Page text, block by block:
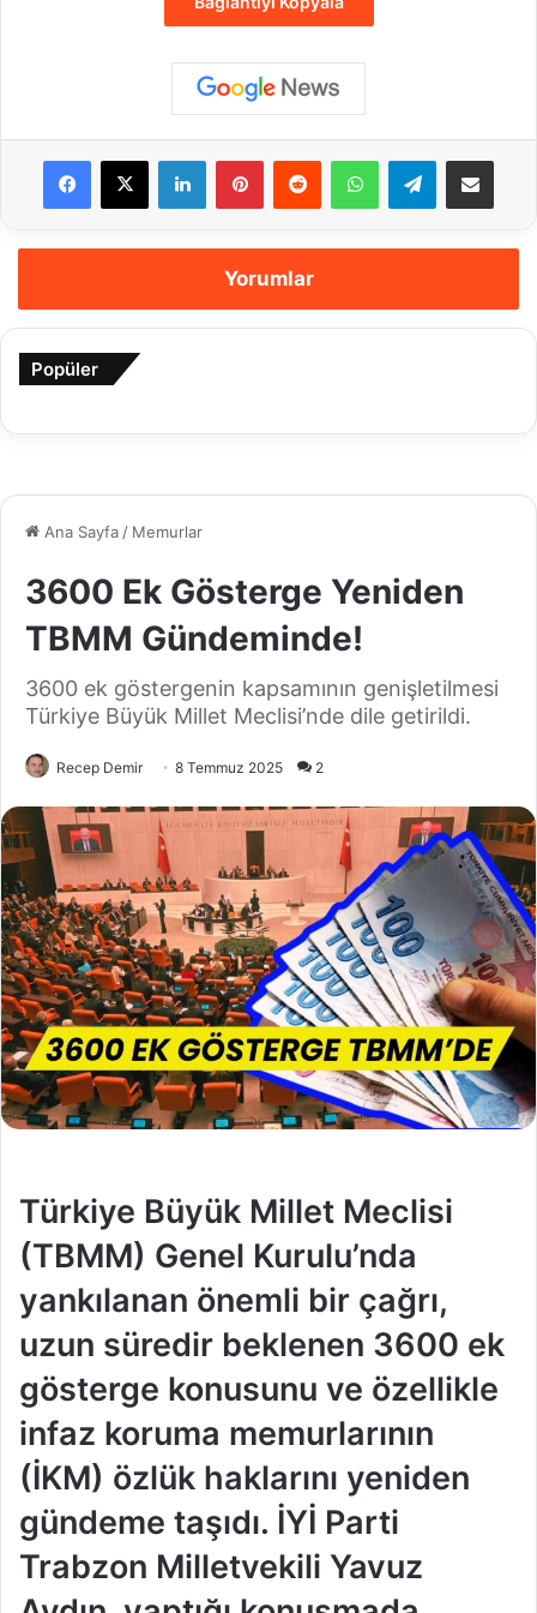
Facebook
X LinkedInPinterestReddit WhatsAppTelegramE-Posta ile
Yorumlar
Popüler